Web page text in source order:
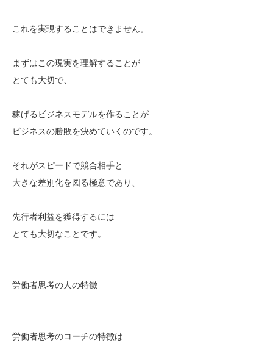
これを実現することはできません。
まずはこの現実を理解することが
とても大切で、
稼げるビジネスモデルを作ることが
ビジネスの勝敗を決めていくのです。
それがスピードで競合相手と
大きな差別化を図る極意であり、
先行者利益を獲得するには
とても大切なことです。
————————————
労働者思考の人の特徴
————————————
労働者思考のコーチの特徴は